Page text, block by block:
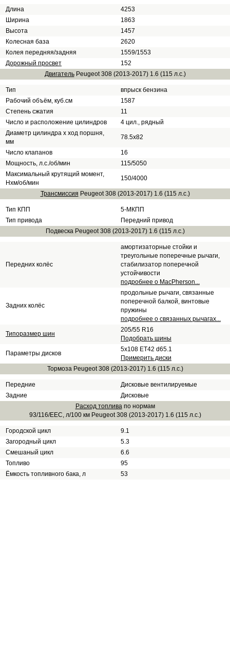
Длина
4253
Ширина
1863
Высота
1457
Колесная база
2620
Колея передняя/задняя
1559/1553
Дорожный просвет
152
ДвигательPeugeot 308 (2013-2017) 1.6 (115 л.с.)
Тип
впрыск бензина
Рабочий объём, куб.см
1587
Степень сжатия
11
Число и расположение цилиндров
4 цил., рядный
Диаметр цилиндра х ход поршня,
мм
78.5х82
Число клапанов
16
Мощность, л.с./об/мин
115/5050
Максимальный крутящий момент,
Нхм/об/мин
150/4000
Трансмиссия Peugeot 308 (2013-2017) 1.6 (115 л.с.)
Тип КПП
5-МКПП
Тип привода
Передний привод
Подвеска Peugeot 308 (2013-2017) 1.6 (115 л.с.)
Передних колёс
амортизаторные стойки и
треугольные поперечные рычаги,
стабилизатор поперечной
устойчивости
подробнее о MacPherson...
Задних колёс
продольные рычаги, связанные
поперечной балкой, винтовые
пружины
подробнее о связанных рычагах...
Типоразмер шин
205/55 R16
Подобрать шины
Параметры дисков
5x108 ET42 d65.1
Примерить диски
Тормоза Peugeot 308 (2013-2017) 1.6 (115 л.с.)
Передние
Дисковые вентилируемые
Задние
Дисковые
Расход топливапо нормам
93/116/EEC, л/100 км Peugeot 308 (2013-2017) 1.6 (115 л.с.)
Городской цикл
9.1
Загородный цикл
5.3
Смешаный цикл
6.6
Топливо
95
Ёмкость топливного бака, л
53